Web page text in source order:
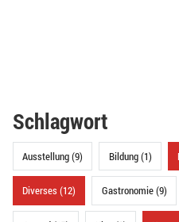
Schlagwort
Ausstellung (9) Bildung (1)
Diverses (12) Gastronomie (9)